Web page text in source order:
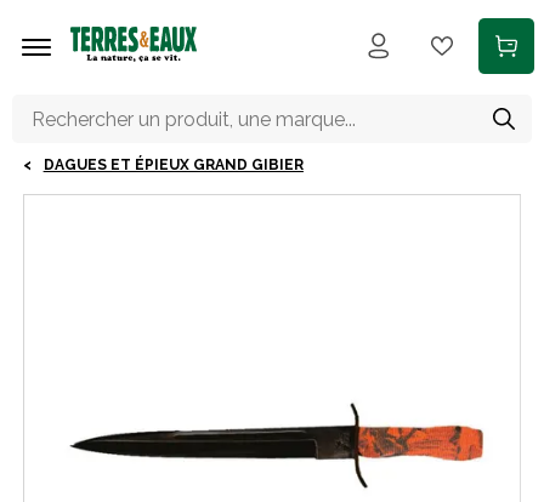
DAGUES ET ÉPIEUX GRAND GIBIER